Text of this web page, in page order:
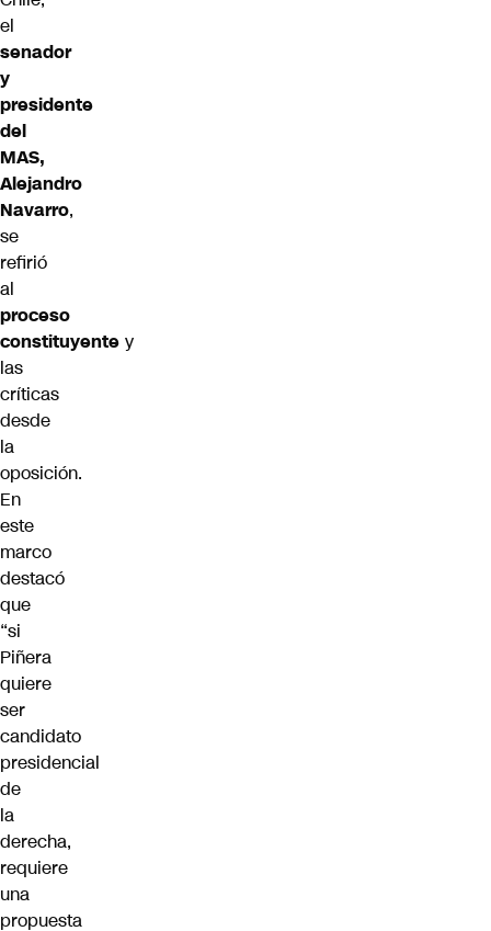
el
senador
y
presidente
del
MAS,
Alejandro
Navarro,
se
refirió
al
proceso
constituyente y
las
críticas
desde
la
oposición.
En
este
marco
destacó
que
“si
Piñera
quiere
ser
candidato
presidencial
de
la
derecha,
requiere
una
propuesta